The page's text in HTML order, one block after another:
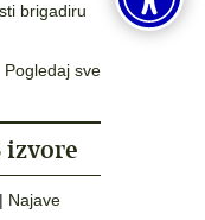
brigadiru
Pogledaj sve
izvore
| Najave